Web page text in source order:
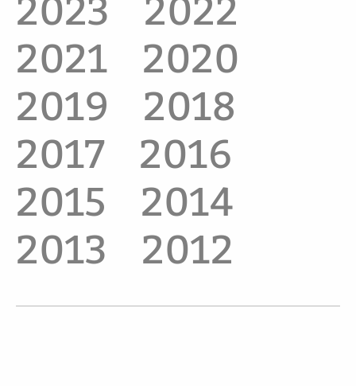
2023
2022
2021
2020
2019
2018
2017
2016
2015
2014
2013
2012